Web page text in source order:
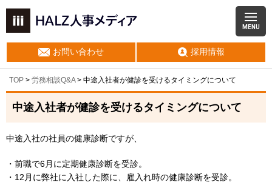
MENU
お問い合わせ 採用情報
TOP > 労務相談Q&A> 中途入社者が健診を受けるタイミングについて
中途入社者が健診を受けるタイミングについて
中途入社の社員の健康診断ですが、
・前職で6月に定期健康診断を受診。
・12月に弊社に入社した際に、雇入れ時の健康診断を受診。